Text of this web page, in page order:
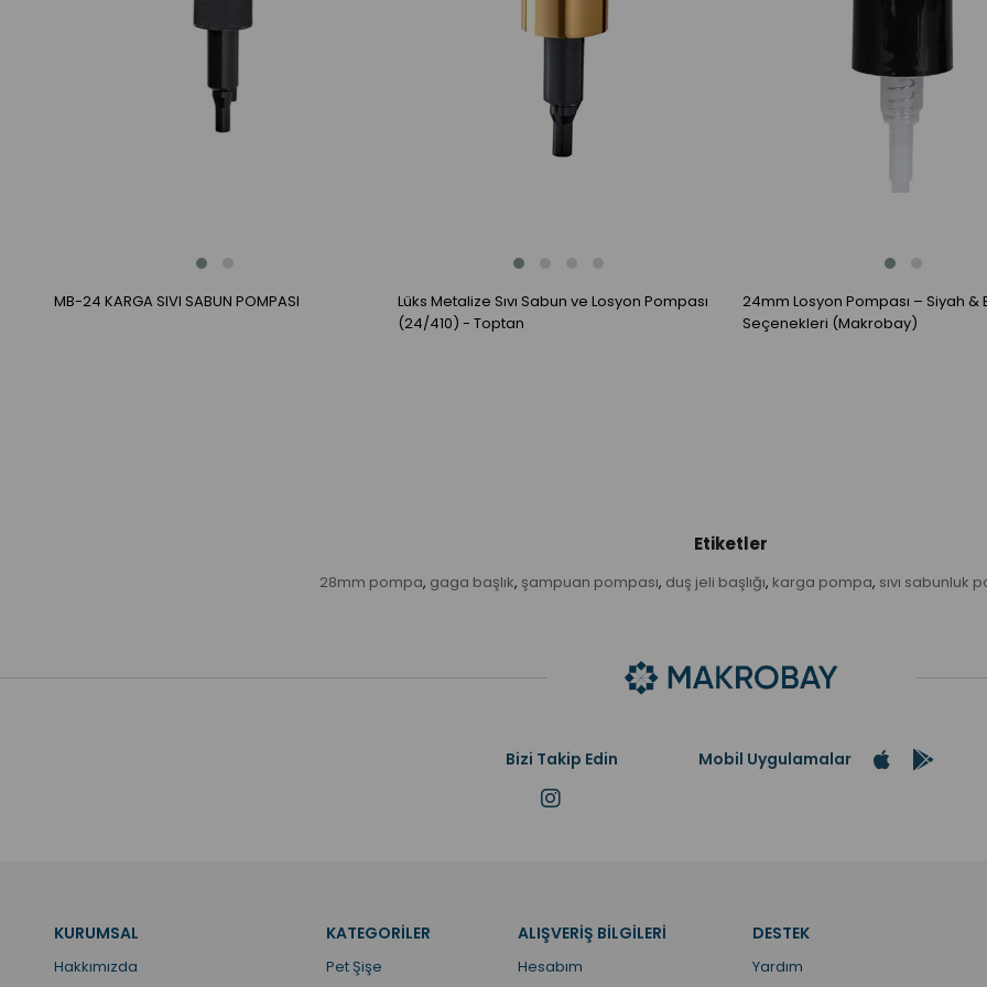
MB-24 KARGA SIVI SABUN POMPASI
Lüks Metalize Sıvı Sabun ve Losyon Pompası
(24/410) - Toptan
24mm Losyon Pompası – Siyah &
Seçenekleri (Makrobay)
Etiketler
28mm pompa, gaga başlık, şampuan pompası, duş jeli başlığı, karga pompa, sıvı sabunluk
Bizi Takip Edin Mobil Uygulamalar
KURUMSAL
Hakkımızda
KATEGORİLER
Pet Şişe
ALIŞVERİŞ BİLGİLERİ
Hesabım
DESTEK
Yardım